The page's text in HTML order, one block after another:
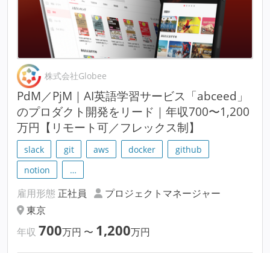
株式会社Globee
PdM／PjM｜AI英語学習サービス「abceed」
のプロダクト開発をリード｜年収700〜1,200
万円【リモート可／フレックス制】
slack git aws docker
github
notion
…
雇用形態 正社員
プロジェクトマネージャー
東京
年収 700万円 〜 1,200万円